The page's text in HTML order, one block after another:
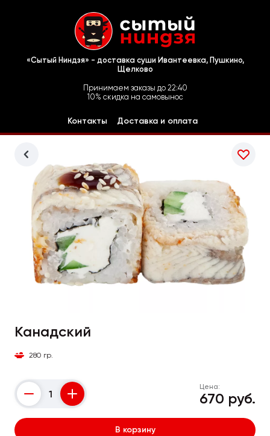
«Сытый Ниндзя» - доставка суши Ивантеевка, Пушкино,
Щелково
Принимаем заказы до 22:40
10% скидка на самовынос
Контакты Доставка и оплата
Канадский
280 гр.
Counter
Цена:
670 руб.
В корзину